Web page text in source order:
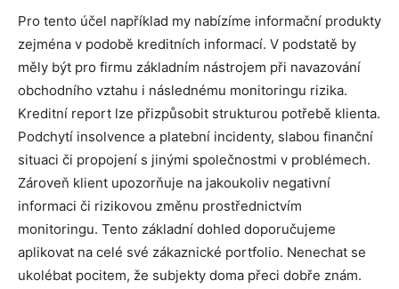
Pro tento účel například my nabízíme informační produkty
zejména v podobě kreditních informací. V podstatě by
měly být pro firmu základním nástrojem při navazování
obchodního vztahu i následnému monitoringu rizika.
Kreditní report lze přizpůsobit strukturou potřebě klienta.
Podchytí insolvence a platební incidenty, slabou finanční
situaci či propojení s jinými společnostmi v problémech.
Zároveň klient upozorňuje na jakoukoliv negativní
informaci či rizikovou změnu prostřednictvím
monitoringu. Tento základní dohled doporučujeme
aplikovat na celé své zákaznické portfolio. Nenechat se
ukolébat pocitem, že subjekty doma přeci dobře znám.